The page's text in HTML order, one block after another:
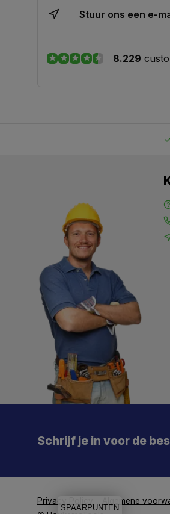
Stuur ons een e-
8.229
Schrijf je in voor de
Privacy Policy Algemene
Meld je aan en mis geen enkele actie,
of nieuwe deal meer. Én je krijgt direct
Aanmelden
SPAARPUNTEN